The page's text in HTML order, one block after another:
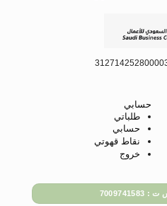
حسابي
طلباتي
حسابي
نقاط قهوتي
خروج